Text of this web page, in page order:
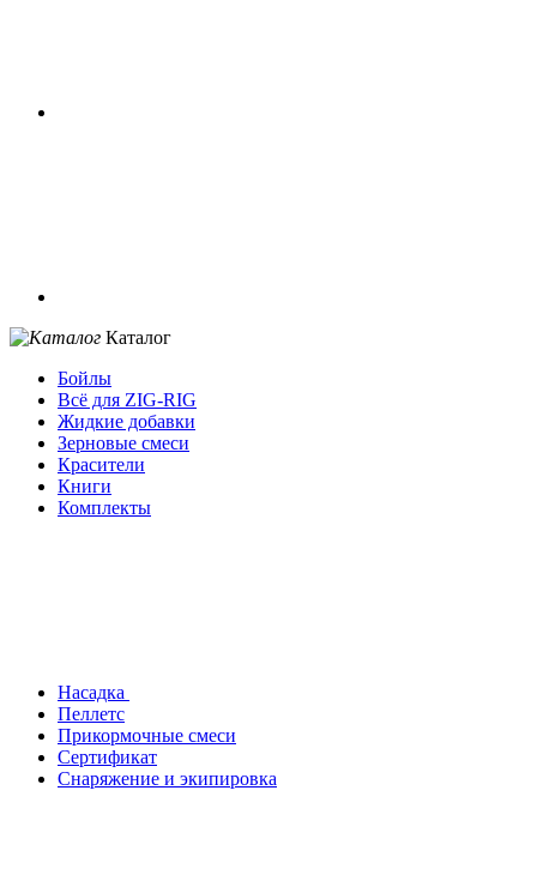
Каталог
Бойлы
Всё для ZIG-RIG
Жидкие добавки
Зерновые смеси
Красители
Книги
Комплекты
Насадка
Пеллетс
Прикормочные смеси
Сертификат
Снаряжение и экипировка